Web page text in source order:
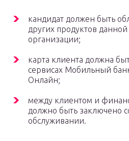
кандидат должен быть
других продуктов
организации;
карта клиента должна
сервисах Мобильный
Онлайн;
между клиентом и
должно быть заключено
обслуживании.